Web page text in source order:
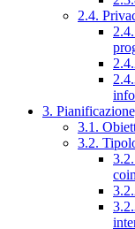
2.4.
3.
3.1.
3.2.